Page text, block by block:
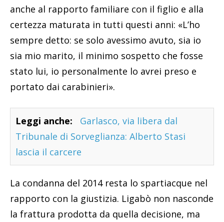
anche al rapporto familiare con il figlio e alla
certezza maturata in tutti questi anni: «L’ho
sempre detto: se solo avessimo avuto, sia io
sia mio marito, il minimo sospetto che fosse
stato lui, io personalmente lo avrei preso e
portato dai carabinieri».
Leggi anche:
Garlasco, via libera dal
Tribunale di Sorveglianza: Alberto Stasi
lascia il carcere
La condanna del 2014 resta lo spartiacque nel
rapporto con la giustizia. Ligabò non nasconde
la frattura prodotta da quella decisione, ma